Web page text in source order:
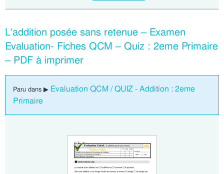
L’addition posée sans retenue – Examen
Evaluation- Fiches QCM – Quiz : 2eme Primaire
– PDF à imprimer
Paru dans ▶ Evaluation QCM / QUIZ - Addition : 2eme
Primaire